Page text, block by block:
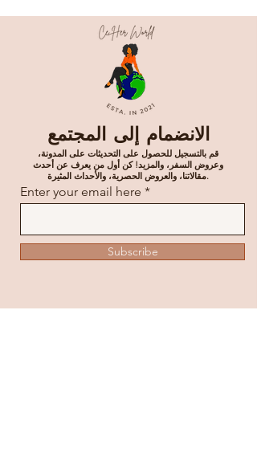
الانضمام إلى المجتمع
قم بالتسجيل للحصول على التحديثات على المدونة،
وعروض السفر، والمزيد! كن أول من يعرف عن أحدث
مقالاتنا، والعروض الحصرية، والأحداث المثيرة.
Enter your email here
Subscribe